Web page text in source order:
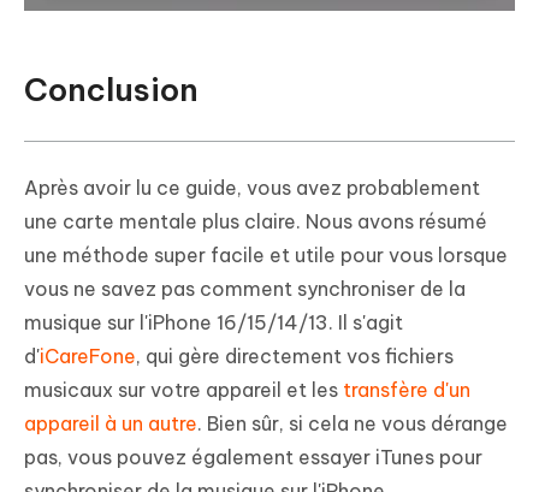
Conclusion
Après avoir lu ce guide, vous avez probablement
une carte mentale plus claire. Nous avons résumé
une méthode super facile et utile pour vous lorsque
vous ne savez pas comment synchroniser de la
musique sur l'iPhone 16/15/14/13. Il s'agit
d'iCareFone, qui gère directement vos fichiers
musicaux sur votre appareil et les transfère d'un
appareil à un autre. Bien sûr, si cela ne vous dérange
pas, vous pouvez également essayer iTunes pour